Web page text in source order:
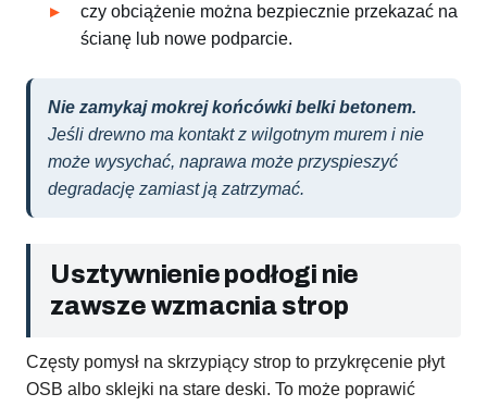
czy obciążenie można bezpiecznie przekazać na
ścianę lub nowe podparcie.
Nie zamykaj mokrej końcówki belki betonem.
Jeśli drewno ma kontakt z wilgotnym murem i nie
może wysychać, naprawa może przyspieszyć
degradację zamiast ją zatrzymać.
Usztywnienie podłogi nie
zawsze wzmacnia strop
Częsty pomysł na skrzypiący strop to przykręcenie płyt
OSB albo sklejki na stare deski. To może poprawić